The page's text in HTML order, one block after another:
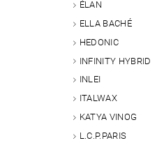
ÉLAN
ELLA BACHÉ
HEDONIC
INFINITY HYBRID
INLEI
ITALWAX
KATYA VINOG
L.C.P.PARIS